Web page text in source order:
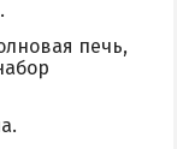
печь,